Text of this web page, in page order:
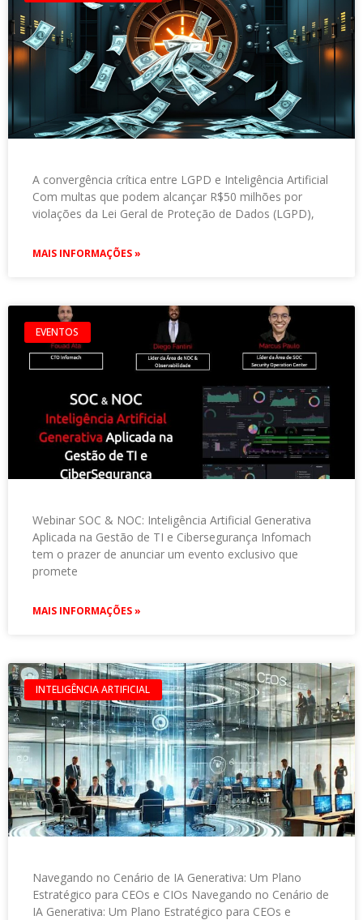
A convergência crítica entre LGPD e Inteligência Artificial
Com multas que podem alcançar R$50 milhões por
violações da Lei Geral de Proteção de Dados (LGPD),
MAIS INFORMAÇÕES »
EVENTOS
Webinar SOC & NOC: Inteligência Artificial Generativa
Aplicada na Gestão de TI e Cibersegurança Infomach
tem o prazer de anunciar um evento exclusivo que
promete
MAIS INFORMAÇÕES »
INTELIGÊNCIA ARTIFICIAL
Navegando no Cenário de IA Generativa: Um Plano
Estratégico para CEOs e CIOs Navegando no Cenário de
IA Generativa: Um Plano Estratégico para CEOs e